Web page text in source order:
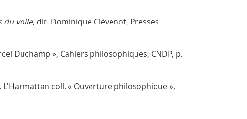
du voile, dir. Dominique Clévenot, Presses
Duchamp », Cahiers philosophiques, CNDP, p.
L'Harmattan coll. « Ouverture philosophique »,